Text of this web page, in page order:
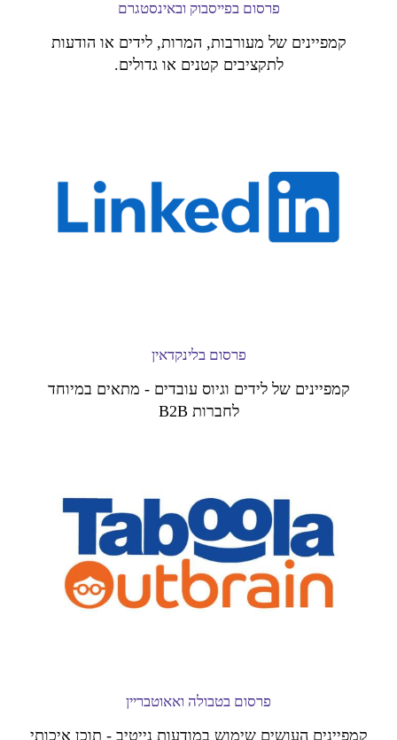
פרסום בפייסבוק ובאינסטגרם
קמפיינים של מעורבות, המרות, לידים או הודעות
לתקציבים קטנים או גדולים.
פרסום בלינקדאין
קמפיינים של לידים וגיוס עובדים - מתאים במיוחד
לחברות B2B
פרסום בטבולה ואאוטבריין
קמפיינים העושים שימוש במודעות נייטיב - תוכן איכותי